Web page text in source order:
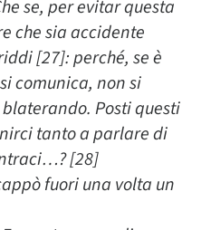
se, per evitar questa
che sia accidente
[27]: perché, se è
comunica, non si
Posti questi
tanto a parlare di
[28]
fuori una volta un